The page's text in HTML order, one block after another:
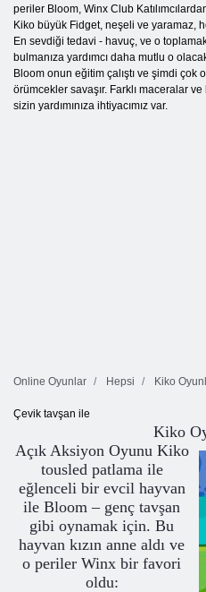
periler Bloom, Winx Club
Kiko büyük Fidget, neşeli ve yaramaz,
En sevdiği tedavi - havuç, ve o
bulmanıza yardımcı daha mutlu o
Bloom onun eğitim çalıştı ve şimdi
örümcekler savaşır. Farklı maceralar
sizin yardımınıza ihtiyacımız var.
Online Oyunlar Hepsi Kiko
Çevik tavşan ile
Kiko
Açık Aksiyon Oyunu Kiko
tousled patlama ile
eğlenceli bir evcil hayvan
ile Bloom – genç tavşan
gibi oynamak için. Bu
hayvan kızın anne aldı ve
o periler Winx bir favori
oldu: